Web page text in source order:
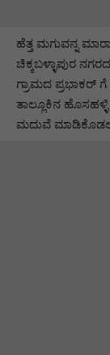
ಹೆತ್ತ ಮಗುವನ್ನ
ಚಿಕ್ಕಬಳ್ಳಾಪುರ
ಗ್ರಾಮದ ಪ್ರಭಾಕರ್
ತಾಲ್ಲೂಕಿನ
ಮದುವೆ